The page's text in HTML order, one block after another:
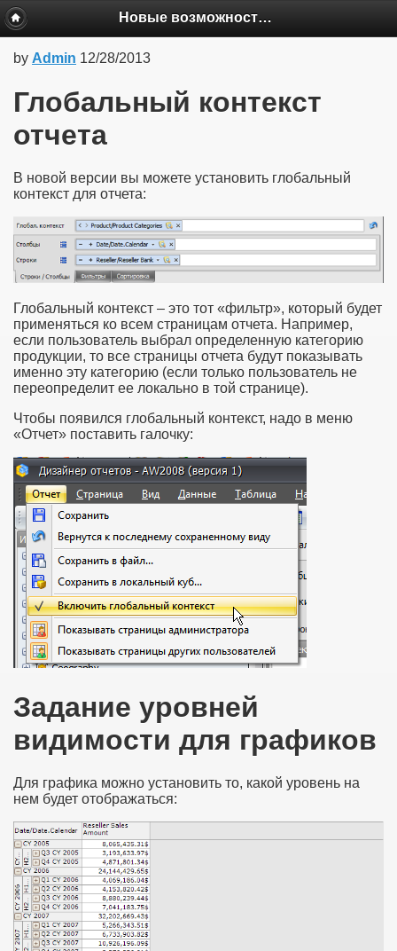
Новые возможности BAT версии 4.62
by Admin 12/28/2013
Глобальный контекст
отчета
В новой версии вы можете установить глобальный
контекст для отчета:
Глобальный контекст – это тот «фильтр», который будет
применяться ко всем страницам отчета. Например,
если пользователь выбрал определенную категорию
продукции, то все страницы отчета будут показывать
именно эту категорию (если только пользователь не
переопределит ее локально в той странице).
Чтобы появился глобальный контекст, надо в меню
«Отчет» поставить галочку:
Задание уровней
видимости для графиков
Для графика можно установить то, какой уровень на
нем будет отображаться: